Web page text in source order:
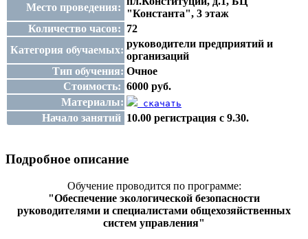
Место проведения:
"Константа", 3 этаж
Количество часов: 72
Категория обучаемых:
руководители предприятий и
организаций
Тип обучения: Очное
Стоимость: 6000 руб.
Материалы:
скачать
Начало занятий 10.00 регистрация с 9.30.
Подробное описание
Обучение проводится по программе:
"Обеспечение экологической безопасности
руководителями и специалистами общехозяйственных
систем управления"